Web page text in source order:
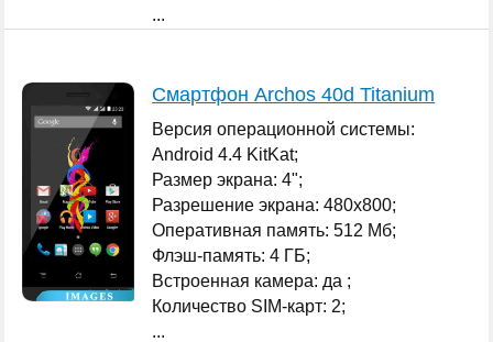
...
Смартфон Archos 40d Titanium
Версия операционной системы:
Android 4.4 KitKat;
Размер экрана: 4";
Разрешение экрана: 480x800;
Оперативная память: 512 Мб;
Флэш-память: 4 ГБ;
Встроенная камера: да ;
Количество SIM-карт: 2;
...